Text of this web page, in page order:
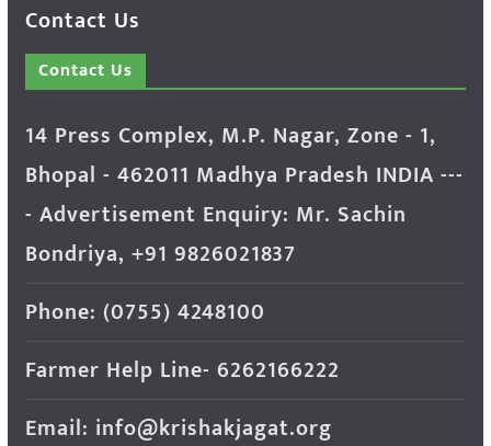
Contact Us
Contact Us
14 Press Complex, M.P. Nagar, Zone - 1,
Bhopal - 462011 Madhya Pradesh INDIA ---
- Advertisement Enquiry: Mr. Sachin
Bondriya, +91 9826021837
Phone: (0755) 4248100
Farmer Help Line- 6262166222
Email: info@krishakjagat.org